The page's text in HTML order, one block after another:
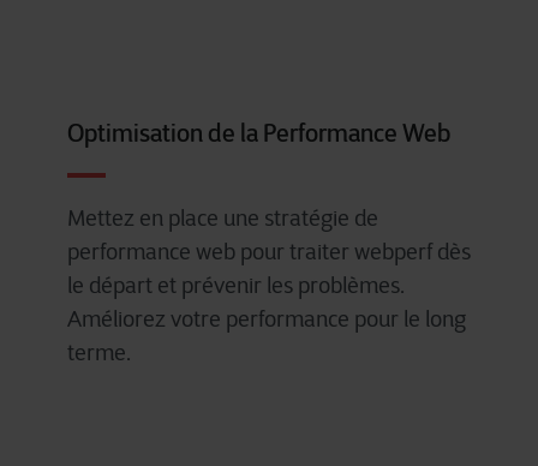
Optimisation de la Performance Web
Mettez en place une stratégie de
performance web pour traiter webperf dès
le départ et prévenir les problèmes.
Améliorez votre performance pour le long
terme.